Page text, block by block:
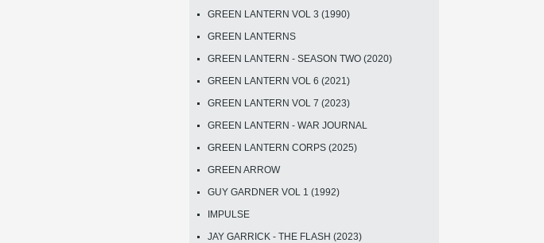
GREEN LANTERN VOL 3 (1990)
GREEN LANTERNS
GREEN LANTERN - SEASON TWO (2020)
GREEN LANTERN VOL 6 (2021)
GREEN LANTERN VOL 7 (2023)
GREEN LANTERN - WAR JOURNAL
GREEN LANTERN CORPS (2025)
GREEN ARROW
GUY GARDNER VOL 1 (1992)
IMPULSE
JAY GARRICK - THE FLASH (2023)